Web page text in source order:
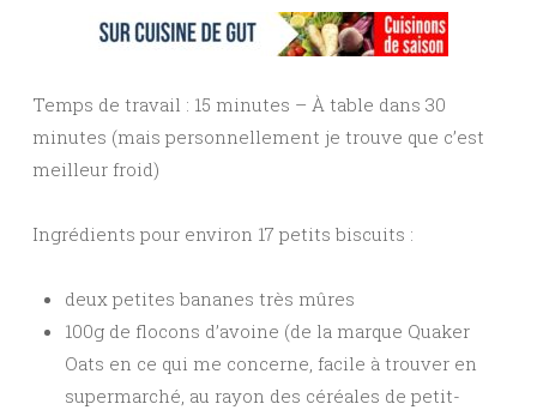
Temps de travail : 15 minutes – À table dans 30
minutes (mais personnellement je trouve que c’est
meilleur froid)
Ingrédients pour environ 17 petits biscuits :
deux petites bananes très mûres
100g de flocons d’avoine (de la marque Quaker
Oats en ce qui me concerne, facile à trouver en
supermarché, au rayon des céréales de petit-